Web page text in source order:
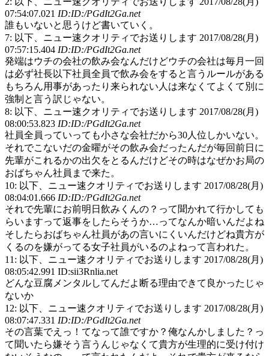
07:54:07.021 ID:ID:/PGdIt2Ga.net
誰もいないと思うけど書いていく。
7: 以下、ニュー速クオリティでお送りします 2017/08/28(月)
07:57:15.404 ID:ID:/PGdIt2Ga.net
発端はウチの会社の飲み会なんだけどウチの会社は毎月一回
は必ず社長以下社員全員で飲み会をすると言うルールがある
もちろん用事があったり来られない人は来なくてよくて別に
強制と言う訳じゃない。
8: 以下、ニュー速クオリティでお送りします 2017/08/28(月)
08:00:53.823 ID:ID:/PGdIt2Ga.net
社員全員っていっても小さな会社だから30人位しかいない。
それでこないだの金曜がその飲み会だったんだが毎回前日に
先輩がこれるかの出欠をとるんだけどその時はなぜかお局の
おばちゃん社員まで来た。
10: 以下、ニュー速クオリティでお送りします 2017/08/28(月)
08:04:01.666 ID:ID:/PGdIt2Ga.net
それで先輩にお前明日飲みくんの？って聞かれて行かしても
らいますって返事をしたらそうか…ってなんか暗いんだよね
そしたらおばちゃん社員があの言いにくいんだけどね貴方が
くるのを嫌がってる女子社員がいるのよねって言われた。
11: 以下、ニュー速クオリティでお送りします 2017/08/28(月)
08:05:42.991 ID:sii3Rnlia.net
どんな豆腐メンタルしてんだよ断る理由できて良かったじゃ
ないか
12: 以下、ニュー速クオリティでお送りします 2017/08/28(月)
08:07:47.331 ID:ID:/PGdIt2Ga.net
その言葉でえっ！てなって誰ですか？俺なんかしました？っ
て聞いたら嫌そう言うんじゃなくて貴方が生理的に受け付け